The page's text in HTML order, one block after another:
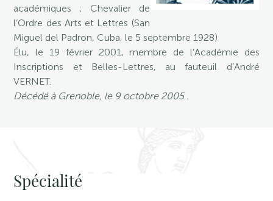
académiques ; Chevalier de
l’Ordre des Arts et Lettres (San
Miguel del Padron, Cuba, le 5 septembre 1928)
Élu, le 19 février 2001, membre de l’Académie des
Inscriptions et Belles-Lettres, au fauteuil d’André
VERNET.
Décédé à Grenoble, le 9 octobre 2005 .
Spécialité